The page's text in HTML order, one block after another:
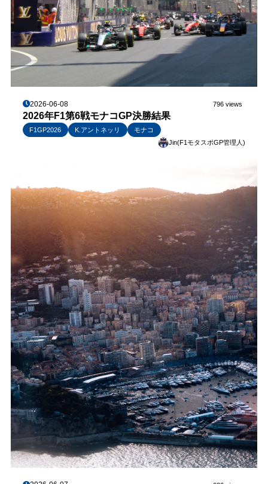
2026-06-08 796 views
2026年F1第6戦モナコGP決勝結果
F1GP2026 K.アントネッリ
モナコ
Jin(F1モタスポGP管理人)